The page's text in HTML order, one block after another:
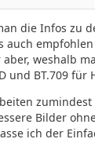
die Infos zu
auch
weshalb
und BT.709 für
zumindest
Bilder
ich der